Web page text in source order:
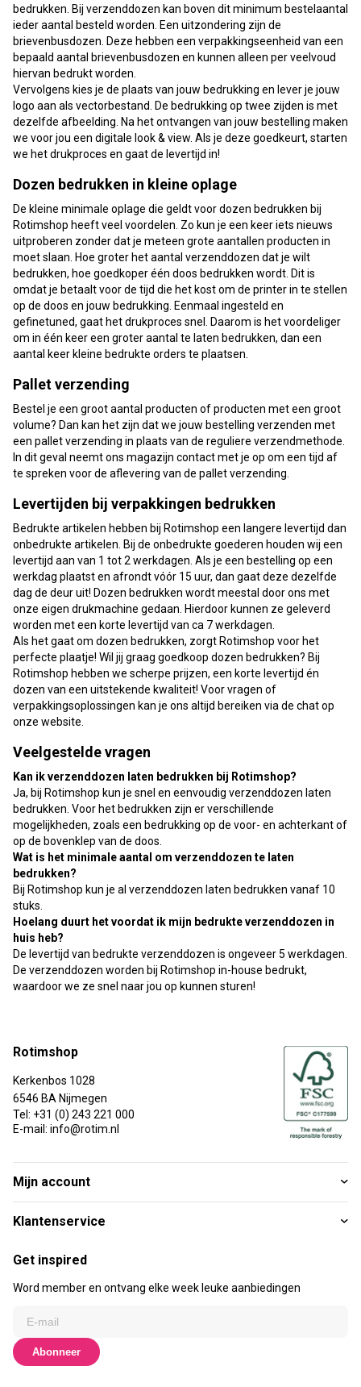
bedrukken. Bij verzenddozen kan boven dit minimum bestelaantal
ieder aantal besteld worden. Een uitzondering zijn de
brievenbusdozen. Deze hebben een verpakkingseenheid van een
bepaald aantal brievenbusdozen en kunnen alleen per veelvoud
hiervan bedrukt worden.
Vervolgens kies je de plaats van jouw bedrukking en lever je jouw
logo aan als vectorbestand. De bedrukking op twee zijden is met
dezelfde afbeelding. Na het ontvangen van jouw bestelling maken
we voor jou een digitale look & view. Als je deze goedkeurt, starten
we het drukproces en gaat de levertijd in!
Dozen bedrukken in kleine oplage
De kleine minimale oplage die geldt voor dozen bedrukken bij
Rotimshop heeft veel voordelen. Zo kun je een keer iets nieuws
uitproberen zonder dat je meteen grote aantallen producten in
moet slaan. Hoe groter het aantal verzenddozen dat je wilt
bedrukken, hoe goedkoper één doos bedrukken wordt. Dit is
omdat je betaalt voor de tijd die het kost om de printer in te stellen
op de doos en jouw bedrukking. Eenmaal ingesteld en
gefinetuned, gaat het drukproces snel. Daarom is het voordeliger
om in één keer een groter aantal te laten bedrukken, dan een
aantal keer kleine bedrukte orders te plaatsen.
Pallet verzending
Bestel je een groot aantal producten of producten met een groot
volume? Dan kan het zijn dat we jouw bestelling verzenden met
een pallet verzending in plaats van de reguliere verzendmethode.
In dit geval neemt ons magazijn contact met je op om een tijd af
te spreken voor de aflevering van de pallet verzending.
Levertijden bij verpakkingen bedrukken
Bedrukte artikelen hebben bij Rotimshop een langere levertijd dan
onbedrukte artikelen. Bij de onbedrukte goederen houden wij een
levertijd aan van 1 tot 2 werkdagen. Als je een bestelling op een
werkdag plaatst en afrondt vóór 15 uur, dan gaat deze dezelfde
dag de deur uit! Dozen bedrukken wordt meestal door ons met
onze eigen drukmachine gedaan. Hierdoor kunnen ze geleverd
worden met een korte levertijd van ca 7 werkdagen.
Als het gaat om dozen bedrukken, zorgt Rotimshop voor het
perfecte plaatje! Wil jij graag goedkoop dozen bedrukken? Bij
Rotimshop hebben we scherpe prijzen, een korte levertijd én
dozen van een uitstekende kwaliteit! Voor vragen of
verpakkingsoplossingen kan je ons altijd bereiken via de chat op
onze website.
Veelgestelde vragen
Kan ik verzenddozen laten bedrukken bij Rotimshop?
Ja, bij Rotimshop kun je snel en eenvoudig verzenddozen laten
bedrukken. Voor het bedrukken zijn er verschillende
mogelijkheden, zoals een bedrukking op de voor- en achterkant of
op de bovenklep van de doos.
Wat is het minimale aantal om verzenddozen te laten
bedrukken?
Bij Rotimshop kun je al verzenddozen laten bedrukken vanaf 10
stuks.
Hoelang duurt het voordat ik mijn bedrukte verzenddozen in
huis heb?
De levertijd van bedrukte verzenddozen is ongeveer 5 werkdagen.
De verzenddozen worden bij Rotimshop in-house bedrukt,
waardoor we ze snel naar jou op kunnen sturen!
Rotimshop
Kerkenbos 1028
6546 BA Nijmegen
Tel: +31 (0) 243 221 000
E-mail: info@rotim.nl
Mijn account
Klantenservice
Get inspired
Word member en ontvang elke week leuke aanbiedingen
Abonneer